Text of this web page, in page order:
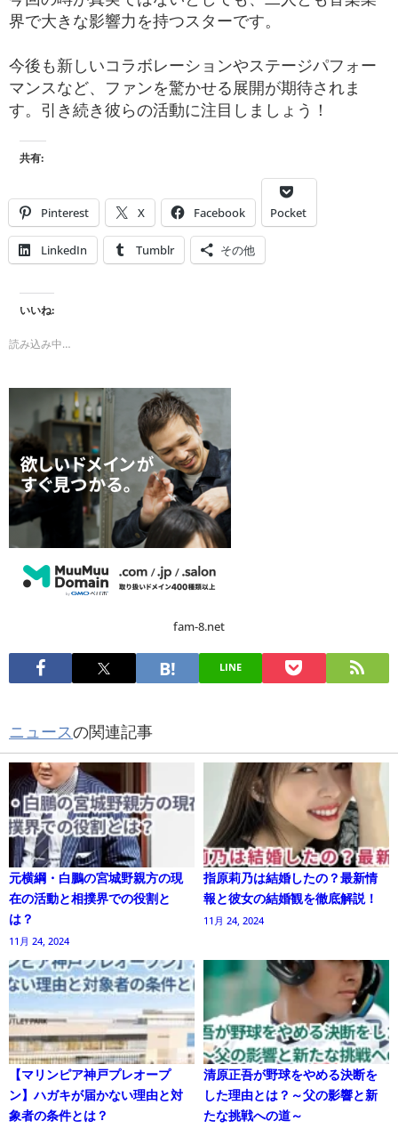
界で大きな影響力を持つスターです。
今後も新しいコラボレーションやステージパフォー
マンスなど、ファンを驚かせる展開が期待されま
す。引き続き彼らの活動に注目しましょう！
共有:
Pinterest X Facebook Pocket
LinkedIn Tumblr その他
いいね:
読み込み中…
fam-8.net
LINE
ニュースの関連記事
元横綱・白鵬の宮城野親方の現
在の活動と相撲界での役割と
は？
11月 24, 2024
指原莉乃は結婚したの？最新情
報と彼女の結婚観を徹底解説！
11月 24, 2024
【マリンピア神戸プレオープ
ン】ハガキが届かない理由と対
象者の条件とは？
清原正吾が野球をやめる決断を
した理由とは？～父の影響と新
たな挑戦への道～